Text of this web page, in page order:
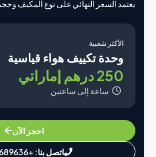
السعر النهائي على نوع المكيف وحجمه وحالته.
الأكثر شعبية
وحدة تكييف هواء قياسية
ساعة إلى ساعتين
اتصل بنا: +97145689636